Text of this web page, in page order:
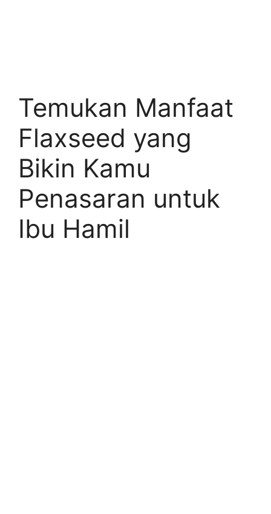
Temukan Manfaat
Flaxseed yang
Bikin Kamu
Penasaran untuk
Ibu Hamil